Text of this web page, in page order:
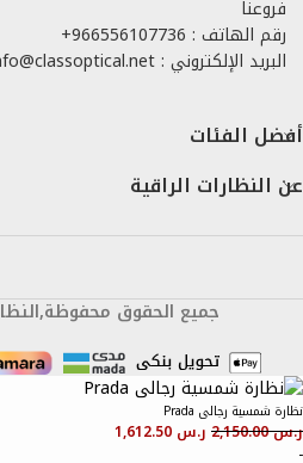
فروعنا
رقم الهاتف : 966556107736+
البريد الإلكتروني : Info@classoptical.net
أفضل الفئات
عن النظارات الراقية
جميع الحقوق
نظارة شمسية رجالى Prada
ر.س2,150.00 ر.س
-